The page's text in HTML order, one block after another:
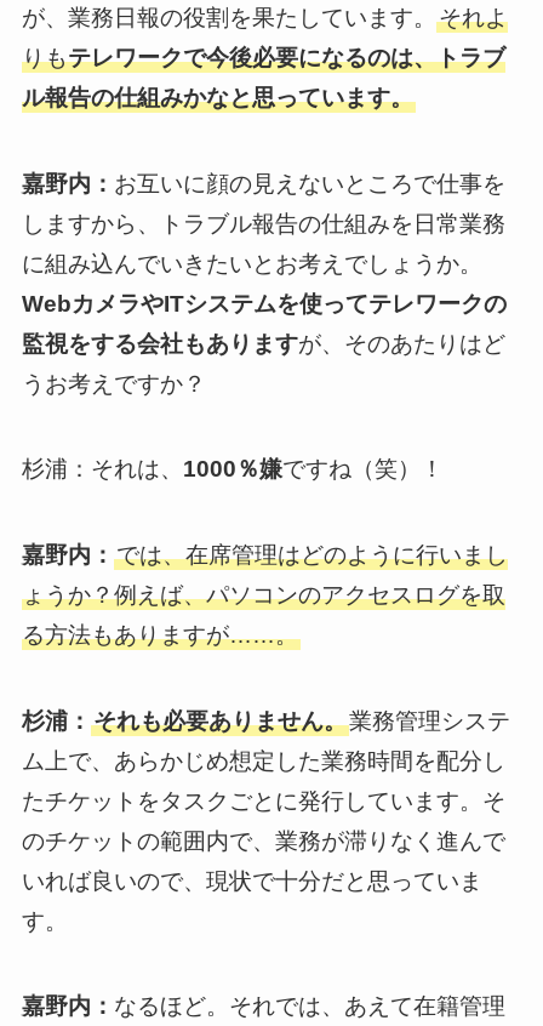
が、業務日報の役割を果たしています。 それよ
りもテレワークで今後必要になるのは、トラブ
ル報告の仕組みかなと思っています。
嘉野内： お互いに顔の見えないところで仕事を
しますから、トラブル報告の仕組みを日常業務
に組み込んでいきたいとお考えでしょうか。
WebカメラやITシステムを使ってテレワークの
監視をする会社もありますが、そのあたりはど
うお考えですか？
杉浦：それは、 1000％嫌ですね（笑）！
嘉野内： では、在席管理はどのように行いまし
ょうか？例えば、パソコンのアクセスログを取
る方法もありますが……。
杉浦： それも必要ありません。業務管理システ
ム上で、あらかじめ想定した業務時間を配分し
たチケットをタスクごとに発行しています。そ
のチケットの範囲内で、業務が滞りなく進んで
いれば良いので、現状で十分だと思っていま
す。
嘉野内： なるほど。それでは、あえて在籍管理